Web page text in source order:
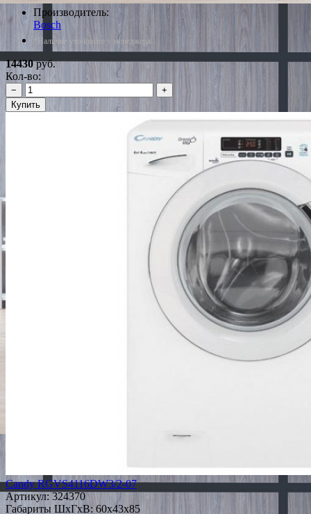
Производитель:
Bosch
*Наличие уточняйте у менеджера
14430руб.
Кол-во:
−
+
Купить
Candy RGVS4116DW3/2-07
Артикул:324370
Габариты ШxГxВ: 60x43x85